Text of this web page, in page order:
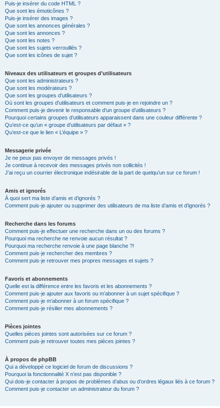
Puis-je insérer du code HTML ?
Que sont les émoticônes ?
Puis-je insérer des images ?
Que sont les annonces générales ?
Que sont les annonces ?
Que sont les notes ?
Que sont les sujets verrouillés ?
Que sont les icônes de sujet ?
Niveaux des utilisateurs et groupes d’utilisateurs
Que sont les administrateurs ?
Que sont les modérateurs ?
Que sont les groupes d’utilisateurs ?
Où sont les groupes d’utilisateurs et comment puis-je en rejoindre un ?
Comment puis-je devenir le responsable d’un groupe d’utilisateurs ?
Pourquoi certains groupes d’utilisateurs apparaissent dans une couleur différente ?
Qu’est-ce qu’un « groupe d’utilisateurs par défaut » ?
Qu’est-ce que le lien « L’équipe » ?
Messagerie privée
Je ne peux pas envoyer de messages privés !
Je continue à recevoir des messages privés non sollicités !
J’ai reçu un courrier électronique indésirable de la part de quelqu’un sur ce forum !
Amis et ignorés
À quoi sert ma liste d’amis et d’ignorés ?
Comment puis-je ajouter ou supprimer des utilisateurs de ma liste d’amis et d’ignorés ?
Recherche dans les forums
Comment puis-je effectuer une recherche dans un ou des forums ?
Pourquoi ma recherche ne renvoie aucun résultat ?
Pourquoi ma recherche renvoie à une page blanche ?!
Comment puis-je rechercher des membres ?
Comment puis-je retrouver mes propres messages et sujets ?
Favoris et abonnements
Quelle est la différence entre les favoris et les abonnements ?
Comment puis-je ajouter aux favoris ou m’abonner à un sujet spécifique ?
Comment puis-je m’abonner à un forum spécifique ?
Comment puis-je résilier mes abonnements ?
Pièces jointes
Quelles pièces jointes sont autorisées sur ce forum ?
Comment puis-je retrouver toutes mes pièces jointes ?
À propos de phpBB
Qui a développé ce logiciel de forum de discussions ?
Pourquoi la fonctionnalité X n’est pas disponible ?
Qui dois-je contacter à propos de problèmes d’abus ou d’ordres légaux liés à ce forum ?
Comment puis-je contacter un administrateur du forum ?